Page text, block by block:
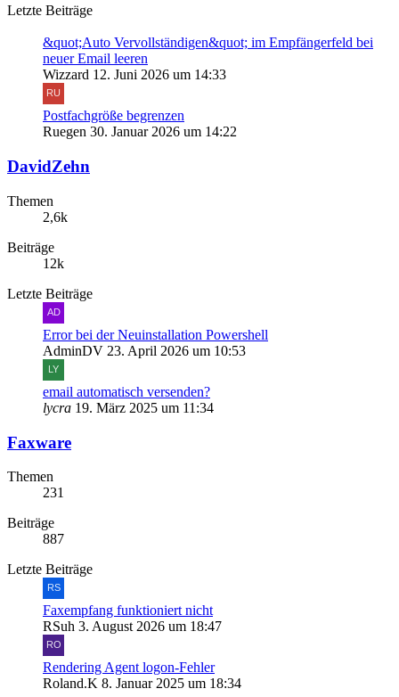
Letzte Beiträge
&quot;Auto Vervollständigen&quot; im Empfängerfeld bei
neuer Email leeren
Wizzard 12. Juni 2026 um 14:33
Postfachgröße begrenzen
Ruegen 30. Januar 2026 um 14:22
DavidZehn
Themen
2,6k
Beiträge
12k
Letzte Beiträge
Error bei der Neuinstallation Powershell
AdminDV 23. April 2026 um 10:53
email automatisch versenden?
lycra 19. März 2025 um 11:34
Faxware
Themen
231
Beiträge
887
Letzte Beiträge
Faxempfang funktioniert nicht
RSuh 3. August 2026 um 18:47
Rendering Agent logon-Fehler
Roland.K 8. Januar 2025 um 18:34